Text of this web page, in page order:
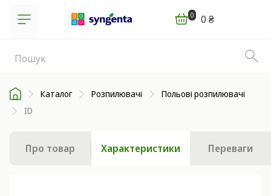
0 0 ₴
Каталог Розпилювачі
Польові розпилювачі
ID
Про товар Характеристики Переваги